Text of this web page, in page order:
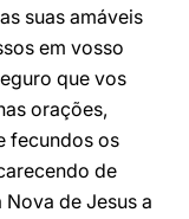
suas amáveis
em vosso
que vos
orações,
fecundos os
de
de Jesus a